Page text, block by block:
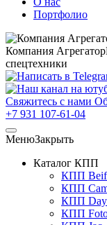
Портфолио
Компания Агрегатор
спецтехники
Свяжитесь с нами
+7 931 107-61-04
МенюЗакрыть
Каталог КПП
КПП
КПП
КПП
КПП